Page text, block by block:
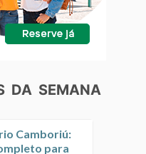
DA SEMANA
Camboriú:
para